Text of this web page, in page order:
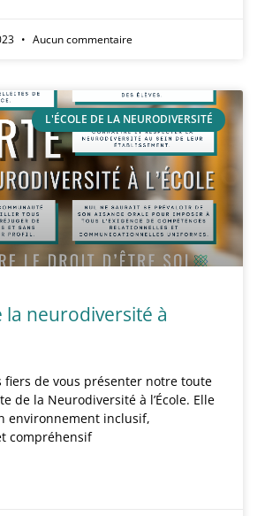
Aucun commentaire
L'ÉCOLE DE LA NEURODIVERSITÉ
la neurodiversité à
fiers de vous présenter notre toute
de la Neurodiversité à l’École. Elle
environnement inclusif,
compréhensif